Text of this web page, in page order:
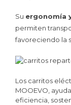
Su ergonomía
permiten
favoreciendo la
Los carritos
MOOEVO,
eficiencia,